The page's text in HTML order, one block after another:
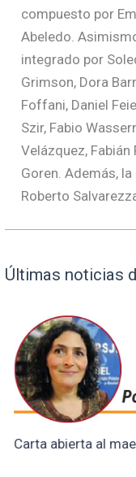
compuesto por
Abeledo.
integrado por
Grimson, Dora
Foffani, Daniel
Szir, Fabio
Velázquez, Fabián
Goren. Además,
Roberto
Últimas noticias
Carta abierta al